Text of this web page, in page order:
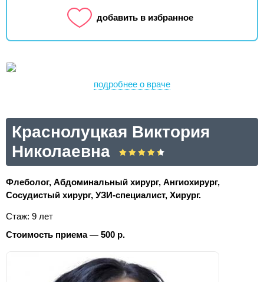
добавить в избранное
подробнее о враче
Краснолуцкая Виктория
Николаевна
Флеболог, Абдоминальный хирург, Ангиохирург,
Сосудистый хирург, УЗИ-специалист, Хирург.
Стаж: 9 лет
Стоимость приема — 500 р.